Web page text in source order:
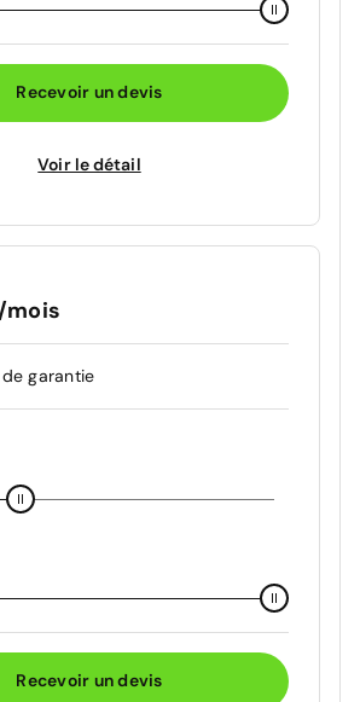
Recevoir un devis
Voir le détail
mois
garantie
Recevoir un devis